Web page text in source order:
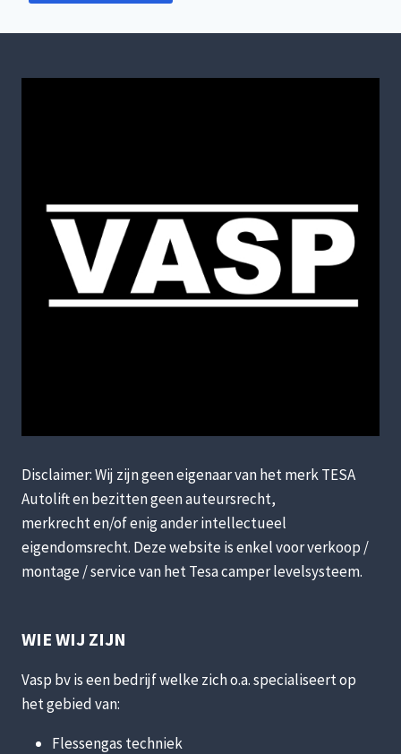
Disclaimer: Wij zijn geen eigenaar van het merk TESA
Autolift en bezitten geen auteursrecht,
merkrecht en/of enig ander intellectueel
eigendomsrecht. Deze website is enkel voor verkoop /
montage / service van het Tesa camper levelsysteem.
WIE WIJ ZIJN
Vasp bv is een bedrijf welke zich o.a. specialiseert op
het gebied van:
Flessengas techniek